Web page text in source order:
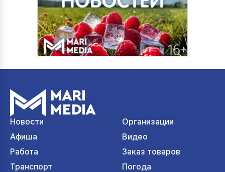
Новости
Организации
Афиша
Видео
Работа
Заказ товаров
Транспорт
Погода